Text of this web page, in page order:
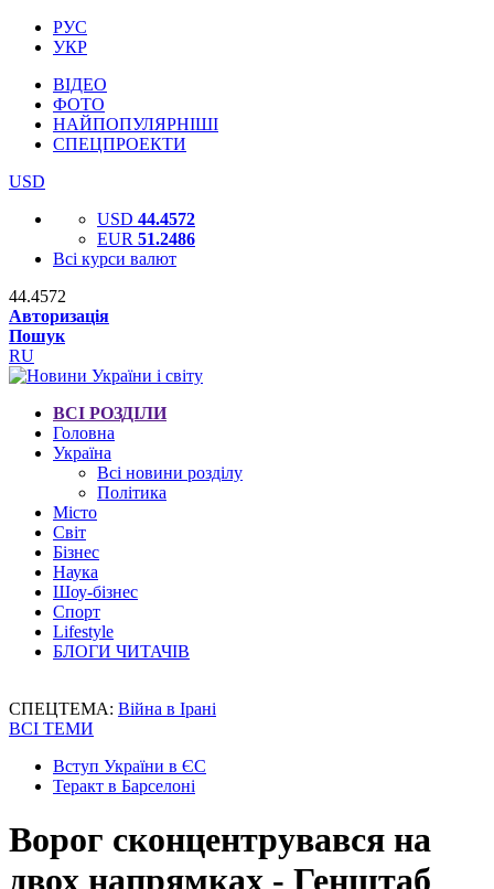
РУС
УКР
ВІДЕО
ФОТО
НАЙПОПУЛЯРНІШІ
СПЕЦПРОЕКТИ
USD
USD 44.4572
EUR 51.2486
Всі курси валют
44.4572
Авторизація
Пошук
RU
ВСІ РОЗДІЛИ
Головна
Україна
Всі новини розділу
Політика
Місто
Світ
Бізнес
Наука
Шоу-бізнес
Спорт
Lifestyle
БЛОГИ ЧИТАЧІВ
СПЕЦТЕМА: Війна в Ірані
ВСІ ТЕМИ
Вступ України в ЄС
Теракт в Барселоні
Ворог сконцентрувався на
двох напрямках - Генштаб